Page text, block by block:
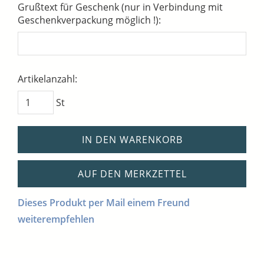
Grußtext für Geschenk (nur in Verbindung mit
Geschenkverpackung möglich !):
Artikelanzahl:
St
IN DEN WARENKORB
AUF DEN MERKZETTEL
Dieses Produkt per Mail einem Freund
weiterempfehlen